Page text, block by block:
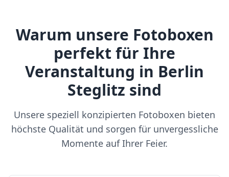
Warum unsere Fotoboxen
perfekt für Ihre
Veranstaltung in Berlin
Steglitz sind
Unsere speziell konzipierten Fotoboxen bieten
höchste Qualität und sorgen für unvergessliche
Momente auf Ihrer Feier.